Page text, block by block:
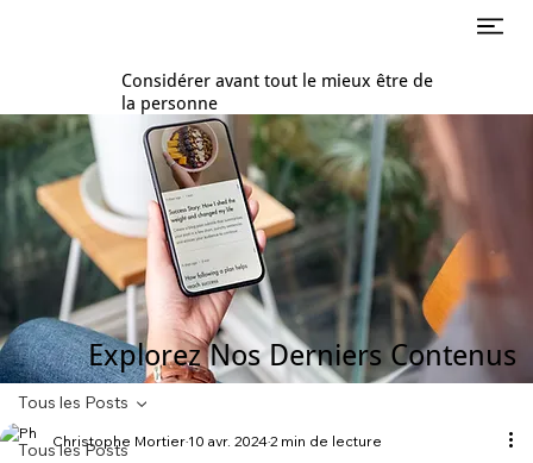
Considérer avant tout le mieux être de
la personne
Explorez Nos Derniers Contenus
Tous les Posts
Tous les Posts
Christophe Mortier 10 avr. 20242 min de lecture